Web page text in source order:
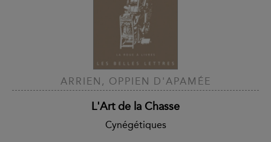
ARRIEN, OPPIEN D'APAMÉE
L'Art de la Chasse
Cynégétiques